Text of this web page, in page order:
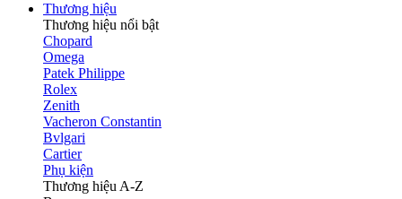
Thương hiệu
Thương hiệu nổi bật
Chopard
Omega
Patek Philippe
Rolex
Zenith
Vacheron Constantin
Bvlgari
Cartier
Phụ kiện
Thương hiệu A-Z